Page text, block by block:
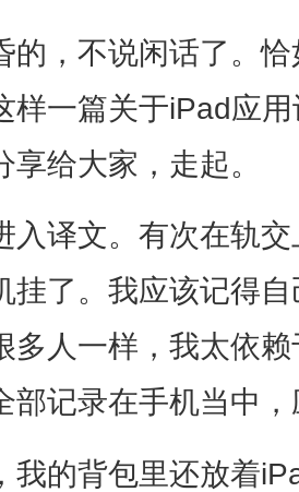
的，不说闲话了。
样一篇关于iPad应
享给大家，走起。
入译文。有次在轨
挂了。我应该记得
多人一样，我太依
部记录在手机当中
我的背包里还放着